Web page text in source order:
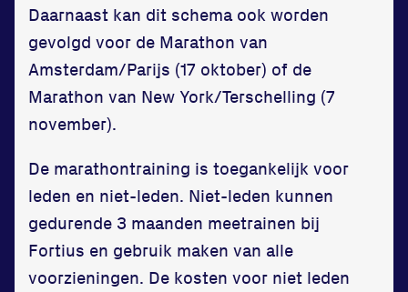
Updates
Atleten
Vereniging
Contact
Daarnaast kan dit schema ook worden
gevolgd voor de Marathon van
Amsterdam/Parijs (17 oktober) of de
Marathon van New York/Terschelling (7
november).
De marathontraining is toegankelijk voor
leden en niet-leden. Niet-leden kunnen
gedurende 3 maanden meetrainen bij
Fortius en gebruik maken van alle
voorzieningen. De kosten voor niet leden